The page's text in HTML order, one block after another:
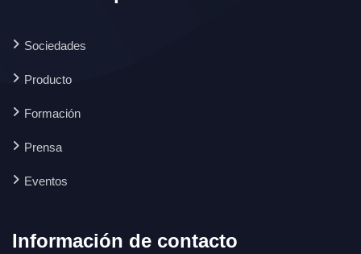
Sociedades
Producto
Formación
Prensa
Eventos
Información de contacto